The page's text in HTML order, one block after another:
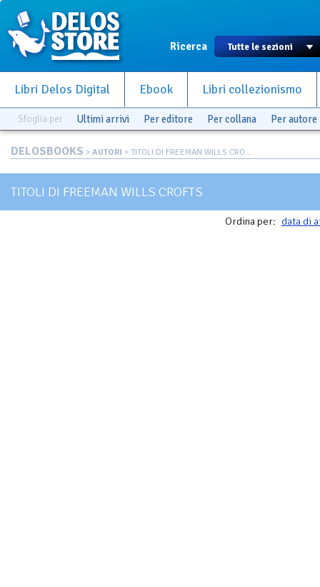
Ricerca
Libri Delos Digital Ebook Libri collezionismo
Sfoglia per Ultimi arrivi Per editore Per collana Per autore
DELOSBOOKS > AUTORI > TITOLI DI FREEMAN WILLS CRO...
TITOLI DI FREEMAN WILLS CROFTS
Ordina per: data di